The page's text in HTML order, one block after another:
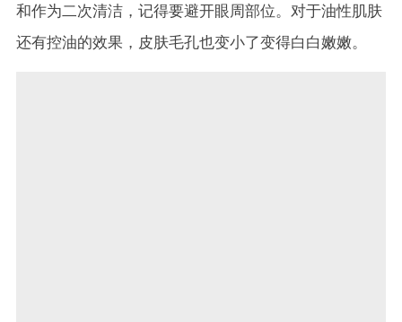
和作为二次清洁，记得要避开眼周部位。对于油性肌肤
还有控油的效果，皮肤毛孔也变小了变得白白嫩嫩。